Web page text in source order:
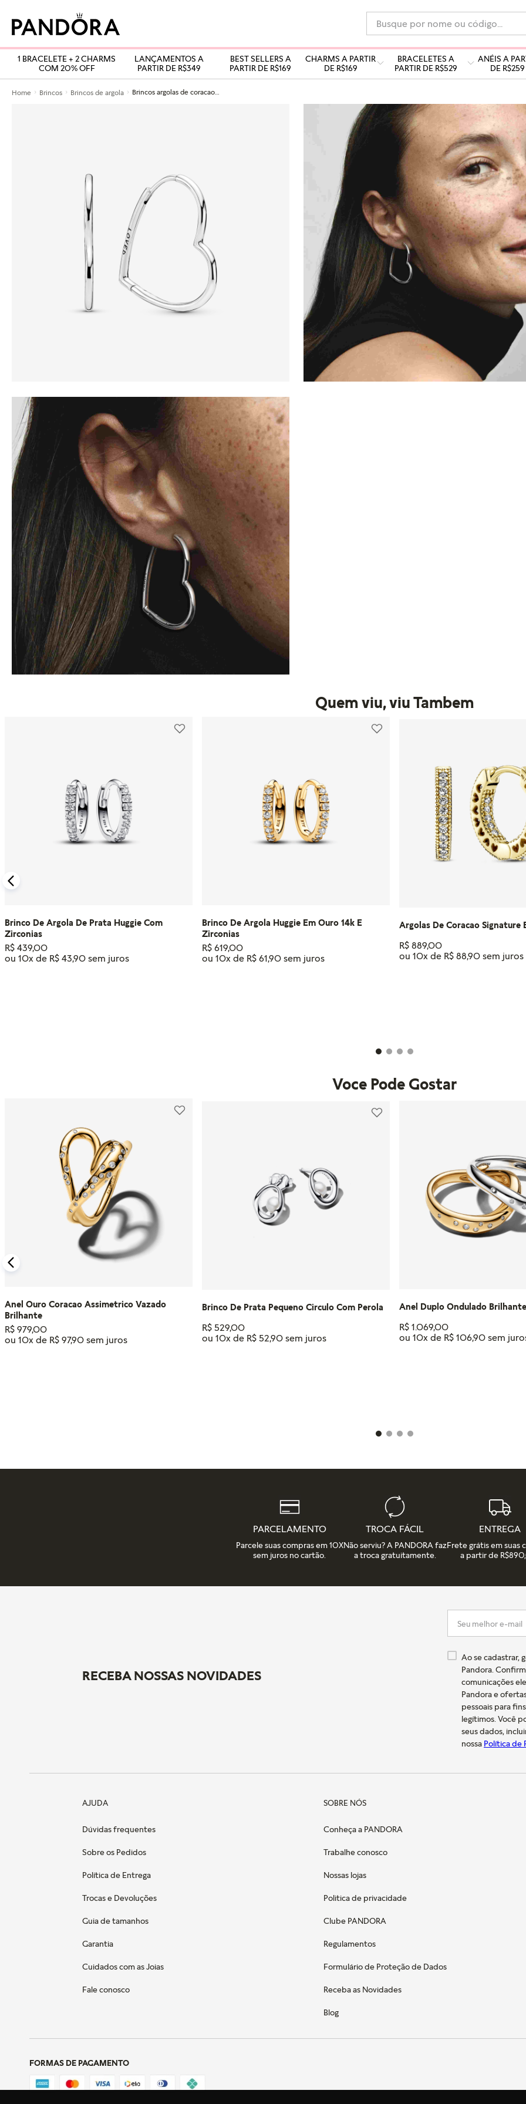
Busque por nome ou código...
1 BRACELETE + 2 CHARMS
COM 20% OFF
LANÇAMENTOS A
PARTIR DE R$349
BEST SELLERS A
PARTIR DE R$169
CHARMS A PARTIR
DE R$169
BRACELETES A
PARTIR DE R$529
ANÉIS A
DE R$259
Home Brincos Brincos de argola
Quem viu, viu Tambem
Brinco De Argola De Prata Huggie Com
Zirconias
R$ 439,00
ou 10x de R$ 43,90
Brinco De Argola Huggie Em Ouro 14k E
Zirconias
R$ 619,00
ou 10x de R$ 61,90
Argolas De Coracao Signature
R$ 889,00
ou 10x de R$ 88,90
Voce Pode Gostar
Anel Ouro Coracao Assimetrico Vazado
Brilhante
R$ 979,00
ou 10x de R$ 97,90
Brinco De Prata Pequeno Circulo Com Perola
R$ 529,00
ou 10x de R$ 52,90
Anel Duplo Ondulado
R$ 1.069,00
ou 10x de R$ 106,90
PARCELAMENTO
Parcele suas compras em 10X
sem juros no cartão.
TROCA FÁCIL
Não serviu? A PANDORA faz
a troca gratuitamente.
ENTREGA
Frete grátis em suas
a partir de
RECEBA NOSSAS NOVIDADES
Ao se cadastrar,
Pandora.
comunicações
Pandora e
pessoais para
legítimos. Você
seus dados,
nossa Política de
AJUDA
Dúvidas frequentes
Sobre os Pedidos
Política de Entrega
Trocas e Devoluções
Guia de tamanhos
Garantia
Cuidados com as Joias
Fale conosco
SOBRE NÓS
Conheça a PANDORA
Trabalhe conosco
Nossas lojas
Politica de privacidade
Clube PANDORA
Regulamentos
Formulário de Proteção de Dados
Receba as Novidades
Blog
FORMAS DE PAGAMENTO